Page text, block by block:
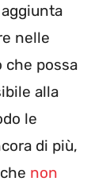
nelle
che possa
alla
le
di più,
che non